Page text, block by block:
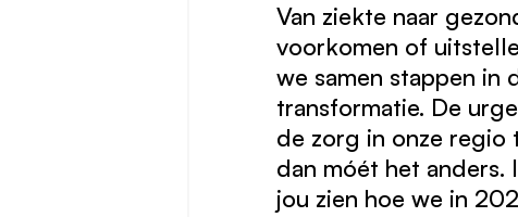
Van ziekte naar
voorkomen of
we samen stappen in
transformatie. De
de zorg in onze regio
dan móét het anders.
jou zien hoe we in